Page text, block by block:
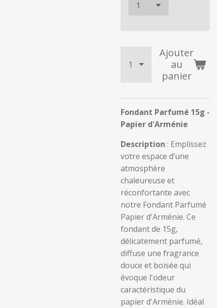
Ajouter
au
panier
Fondant Parfumé 15g -
Papier d'Arménie
Description : Emplissez
votre espace d’une
atmosphère
chaleureuse et
réconfortante avec
notre Fondant Parfumé
Papier d'Arménie. Ce
fondant de 15g,
délicatement parfumé,
diffuse une fragrance
douce et boisée qui
évoque l'odeur
caractéristique du
papier d'Arménie. Idéal